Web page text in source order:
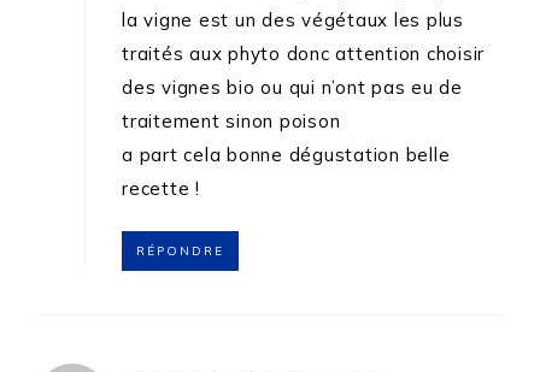
la vigne est un des végétaux les plus
traités aux phyto donc attention choisir
des vignes bio ou qui n’ont pas eu de
traitement sinon poison
a part cela bonne dégustation belle
recette !
RÉPONDRE